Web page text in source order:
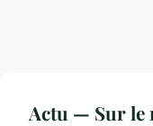
Actu — Sur le